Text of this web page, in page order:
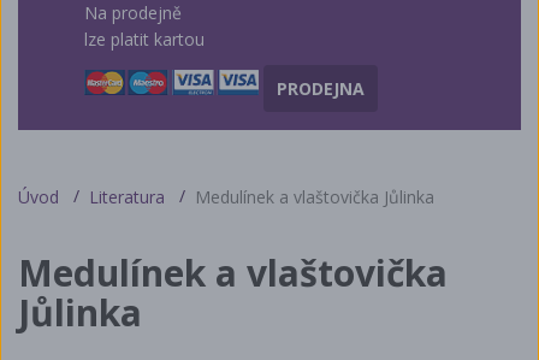
Na prodejně
lze platit kartou
PRODEJNA
Úvod Literatura Medulínek a vlaštovička Jůlinka
Medulínek a vlaštovička
Jůlinka